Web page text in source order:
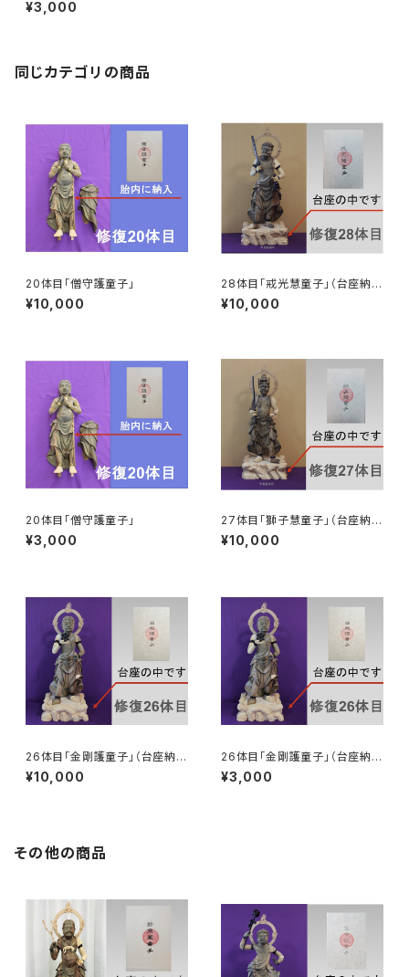
¥3,000
同じカテゴリの商品
20体目「僧守護童子」
¥10,000
28体目「戒光慧童子」（台座納
入）
¥10,000
20体目「僧守護童子」
¥3,000
27体目「獅子慧童子」（台座納
入）
¥10,000
26体目「金剛護童子」（台座納
入）
¥10,000
26体目「金剛護童子」（台座納
入）
¥3,000
その他の商品